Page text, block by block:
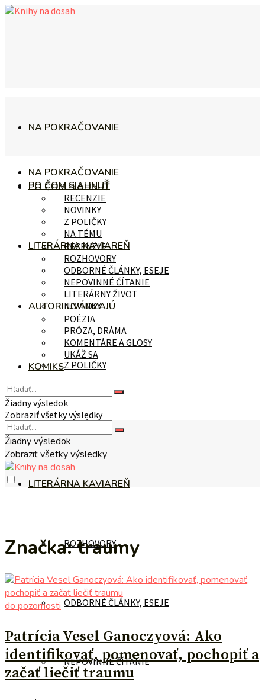
NA POKRAČOVANIE
PO ČOM SIAHNUŤ
RECENZIE
NOVINKY
Z POLIČKY
NA TÉMU
LITERÁRNA KAVIAREŇ
ROZHOVORY
ODBORNÉ ČLÁNKY, ESEJE
NEPOVINNÉ ČÍTANIE
NA POKRAČOVANIE
PO ČOM SIAHNUŤ
RECENZIE
NOVINKY
Z POLIČKY
NA TÉMU
LITERÁRNA KAVIAREŇ
ROZHOVORY
ODBORNÉ ČLÁNKY, ESEJE
NEPOVINNÉ ČÍTANIE
LITERÁRNY ŽIVOT
AUTORI UVÁDZAJÚ
POÉZIA
PRÓZA, DRÁMA
KOMENTÁRE A GLOSY
UKÁŽ SA
KOMIKS
Žiadny výsledok
Zobraziť všetky výsledky
Žiadny výsledok
Zobraziť všetky výsledky
Značka:traumy
do pozornosti
Patrícia Vesel Ganoczyová: Ako
identifikovať, pomenovať, pochopiť a
začať liečiť traumu